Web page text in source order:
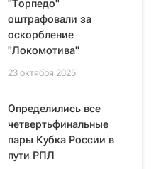
"Торпедо"
оштрафовали за
оскорбление
"Локомотива"
23 октября 2025
Определились все
четвертьфинальные
пары Кубка России в
пути РПЛ